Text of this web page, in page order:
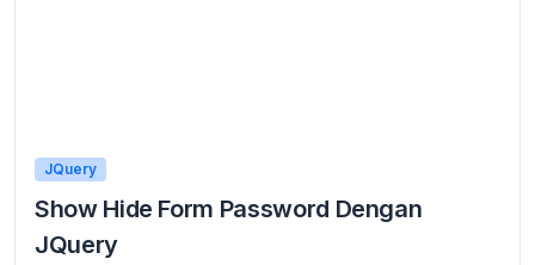
JQuery
Show Hide Form Password Dengan
JQuery